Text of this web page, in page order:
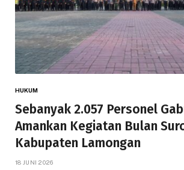
HUKUM
Sebanyak 2.057 Personel
Amankan Kegiatan Bulan
Kabupaten Lamongan
18 JUNI 2026